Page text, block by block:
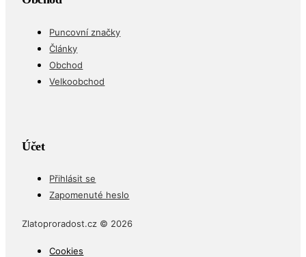
Puncovní značky
Články
Obchod
Velkoobchod
Účet
Přihlásit se
Zapomenuté heslo
Zlatoproradost.cz © 2026
Cookies